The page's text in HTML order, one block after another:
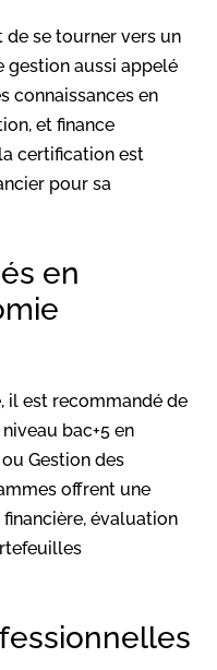
de se tourner vers un
aussi appelé
connaissances en
et finance
la certification est
pour sa
en
il est recommandé de
bac+5 en
Gestion des
offrent une
évaluation